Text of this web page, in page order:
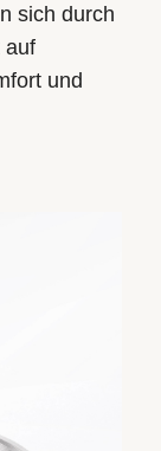
sich durch
auf
und